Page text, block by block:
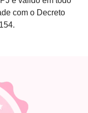
com o Decreto